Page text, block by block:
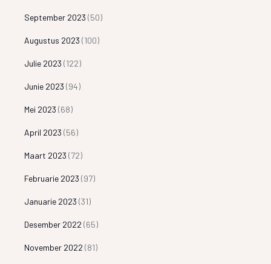
September 2023 (50)
Augustus 2023 (100)
Julie 2023 (122)
Junie 2023 (94)
Mei 2023 (68)
April 2023 (56)
Maart 2023 (72)
Februarie 2023 (97)
Januarie 2023 (31)
Desember 2022 (65)
November 2022 (81)